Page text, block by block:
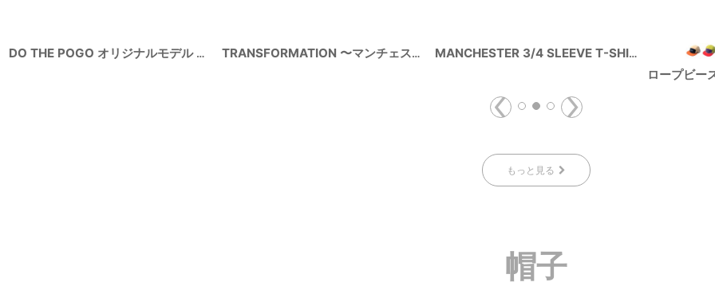
DO THE POGO オリジナルモデル 雪駄サンダル バーガンディアメ底 TRANSFORMATION 〜マンチェスターのとある1日〜 3/4 SLEEVE T-SHIRT MANCHESTER 3/4 SLEEVE T-SHIRT
ロープビー
もっと見る
帽子